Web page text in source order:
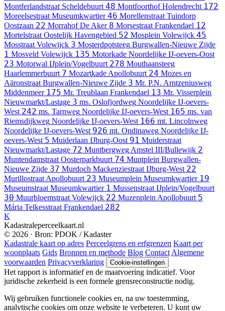
Montferlandstraat Scheldebuurt 48 Montfoorthof Holendrecht 172
Moreelsestraat Museumkwartier 46 Morellenstraat Tuindorp
Oostzaan 22 Morrahof De Aker 8 Morsestraat Frankendael 12
Mortelstraat Oostelijk Havengebied 52 Mosplein Volewijck 45
Mosstraat Volewijck 3 Mosterdpotsteeg Burgwallen-Nieuwe Zijde
1 Mosveld Volewijck 135 Motorkade Noordelijke IJ-oevers-Oost
23 Motorwal IJplein/Vogelbuurt 278 Mouthaansteeg
Haarlemmerbuurt 7 MozartkadeApollobuurt 24 Mozes en
Aäronstraat Burgwallen-Nieuwe Zijde 3 Mr. P.N. Arntzeniusweg
Middenmeer 175 Mr. Treublaan Frankendael 13 Mr. Visserplein
Nieuwmarkt/Lastage 3 ms. Oslofjordweg Noordelijke IJ-oevers-
West 242 ms. Tarnweg Noordelijke IJ-oevers-West 165 ms. van
Riemsdijkweg Noordelijke IJ-oevers-West 166 mt. Lincolnweg
Noordelijke IJ-oevers-West 926 mt. Ondinaweg Noordelijke IJ-
oevers-West 5 Muiderlaan IJburg-Oost 91 Muiderstraat
Nieuwmarkt/Lastage 72 MuntbergwegAmstel III/Bullewijk 2
Muntendamstraat Oosterparkbuurt 74 Muntplein Burgwallen-
Nieuwe Zijde 37 Murdoch Mackenziestraat IJburg-West 22
MurillostraatApollobuurt 23 Museumplein Museumkwartier 19
Museumstraat Museumkwartier 1 Mussenstraat IJplein/Vogelbuurt
30 Muurbloemstraat Volewijck 22 MuzenpleinApollobuurt 5
Mária Telkesstraat Frankendael 282
K
Kadastraleperceelkaart.nl
© 2026 · Bron: PDOK / Kadaster
Kadastrale kaart op adres Perceelgrens en erfgrenzen Kaart per
woonplaats Gids Bronnen en methode Blog ContactAlgemene
voorwaarden Privacyverklaring Cookie-instellingen
Het rapport is informatief en de maatvoering indicatief. Voor
juridische zekerheid is een formele grensreconstructie nodig.
Wij gebruiken functionele cookies en, na uw toestemming,
analytische cookies om onze website te verbeteren. U kunt uw